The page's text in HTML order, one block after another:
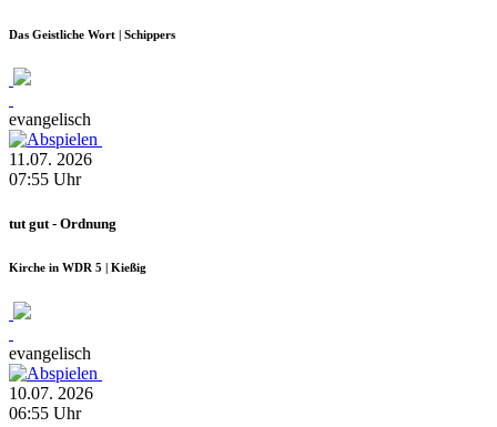
Das Geistliche Wort | Schippers
evangelisch
11.07. 2026
07:55 Uhr
tut gut - Ordnung
Kirche in WDR 5 | Kießig
evangelisch
10.07. 2026
06:55 Uhr